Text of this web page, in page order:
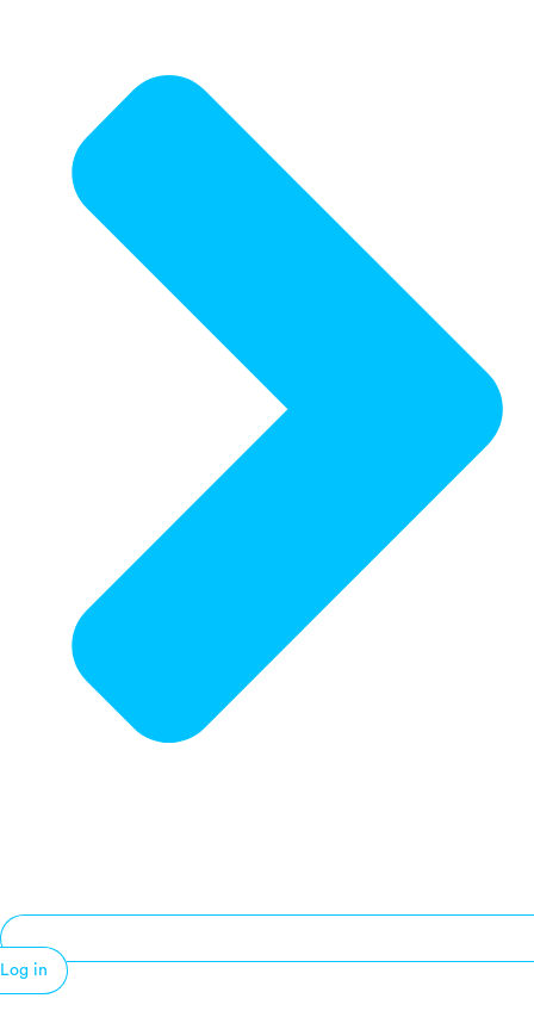
Log in